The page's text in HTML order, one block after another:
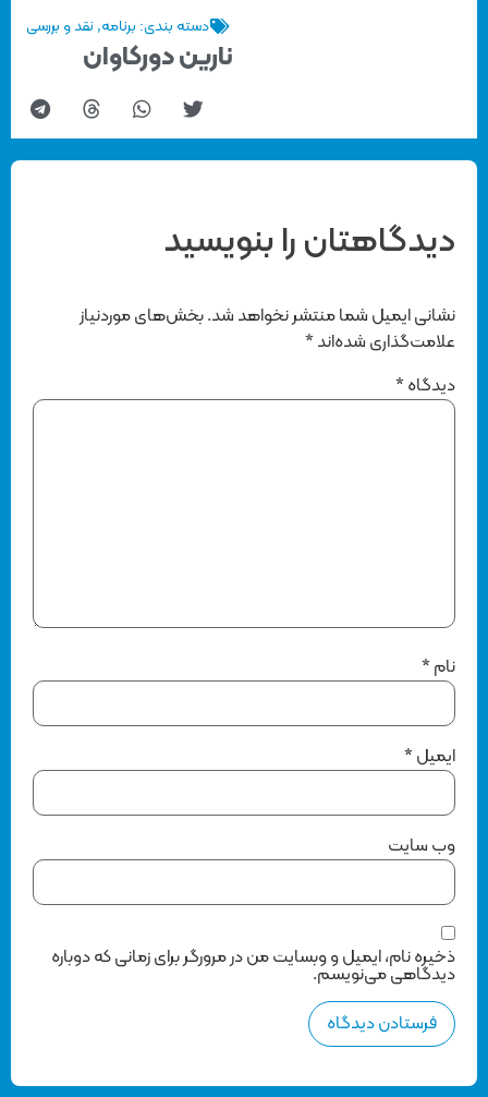
دسته بندی:برنامه,نقد و بررسی
نارین دورکاوان
دیدگاهتان را بنویسید
نشانی ایمیل شما منتشر نخواهد شد. بخش‌های موردنیاز
علامت‌گذاری شده‌اند*
دیدگاه*
*
ایمیل*
وب‌ سایت
ذخیره نام، ایمیل و وبسایت من در مرورگر برای زمانی که دوباره
دیدگاهی می‌نویسم.